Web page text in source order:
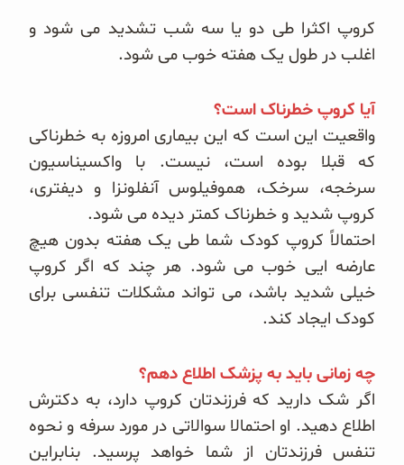
کروپ اکثرا طی دو یا سه شب تشدید می شود و
اغلب در طول یک هفته خوب می شود.
آیا کروپ خطرناک است؟
واقعیت این است که این بیماری امروزه به خطرناکی
که قبلا بوده است، نیست. با واکسیناسیون
سرخجه، سرخک، هموفیلوس آنفلونزا و دیفتری،
کروپ شدید و خطرناک کمتر دیده می شود.
احتمالاً کروپ کودک شما طی یک هفته بدون هیچ
عارضه ایی خوب می شود. هر چند که اگر کروپ
خیلی شدید باشد، می تواند مشکلات تنفسی برای
کودک ایجاد کند.
چه زمانی باید به پزشک اطلاع دهم؟
اگر شک دارید که فرزندتان کروپ دارد، به دکترش
اطلاع دهید. او احتمالا سوالاتی در مورد سرفه و نحوه
تنفس فرزندتان از شما خواهد پرسید. بنابراین